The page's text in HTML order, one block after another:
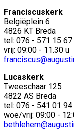
Franciscuskerk
Belgiëplein 6
4826 KT Breda
tel: 076 - 571 15 67
vrij: 09:00 - 11.30 u
Lucaskerk
Tweeschaar 125
4822 AS Breda
tel: 076 - 541 01 94
woe/vrij: 09:00 -